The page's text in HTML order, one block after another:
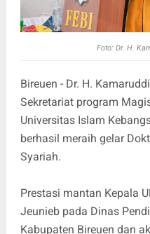
Foto: Dr. H.
Bireuen - Dr. H.
Sekretariat program
Universitas Islam
berhasil meraih gelar
Syariah.
Prestasi mantan Kepala
Jeunieb pada Dinas
Kabupaten Bireuen dan